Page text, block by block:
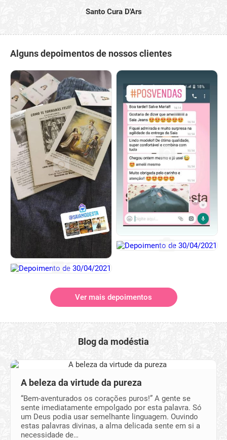
Santo Cura D'Ars
Alguns depoimentos de nossos clientes
Ver mais depoimentos
Blog da modéstia
A beleza da virtude da pureza
“Bem-aventurados os corações puros!” A gente se
sente imediatamente empolgado por esta palavra. Só
um Deus podia usar semelhante linguagem. Ouvindo
estas palavras divinas, a alma delicada sente em si a
necessidade de…